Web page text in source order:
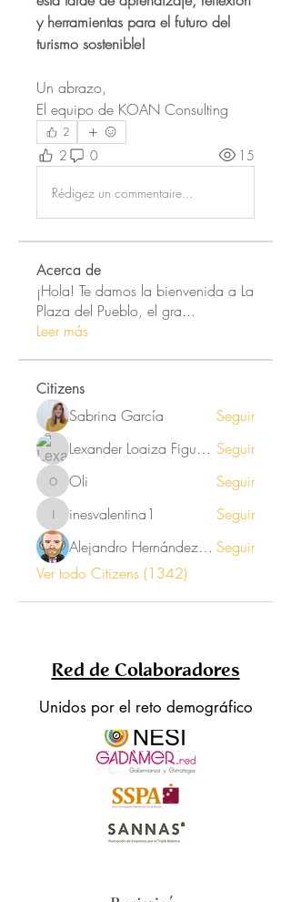
y herramientas para el futuro del
turismo sostenible!
Un abrazo,
El equipo de KOAN Consulting
2
2 0 15
Rédigez un commentaire...
Acerca de
¡Hola! Te damos la bienvenida a La
Plaza del Pueblo, el gra...
Leer más
Citizens
Sabrina García
Seguir
Lexander Loaiza Figueroa Seguir
Oli Oli Seguir
inesvalentina1
inesvalentina1
Seguir
Alejandro Hernández Renner Seguir
Ver todo Citizens (1342)
Red de Colaboradores
Unidos por el reto demográfico